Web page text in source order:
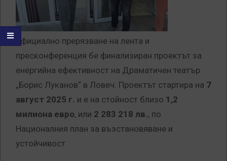
официално прерязване на лента и
пресконференция бе финализиран проектът за
енергийна ефективност на Драматичен театър
„Борис Луканов“ в Ловеч. Проектът стартира на 7
август 2025 г. и е на стойност близо 1,2
милиона евро, или 2 283 218 лв., по
Националния план за възстановяване и
устойчивост.